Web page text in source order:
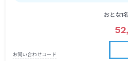
おとな1
お問い合わせコード